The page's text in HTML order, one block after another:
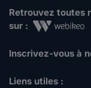
Retrouvez toutes
sur :
Inscrivez-vous à
Liens utiles :